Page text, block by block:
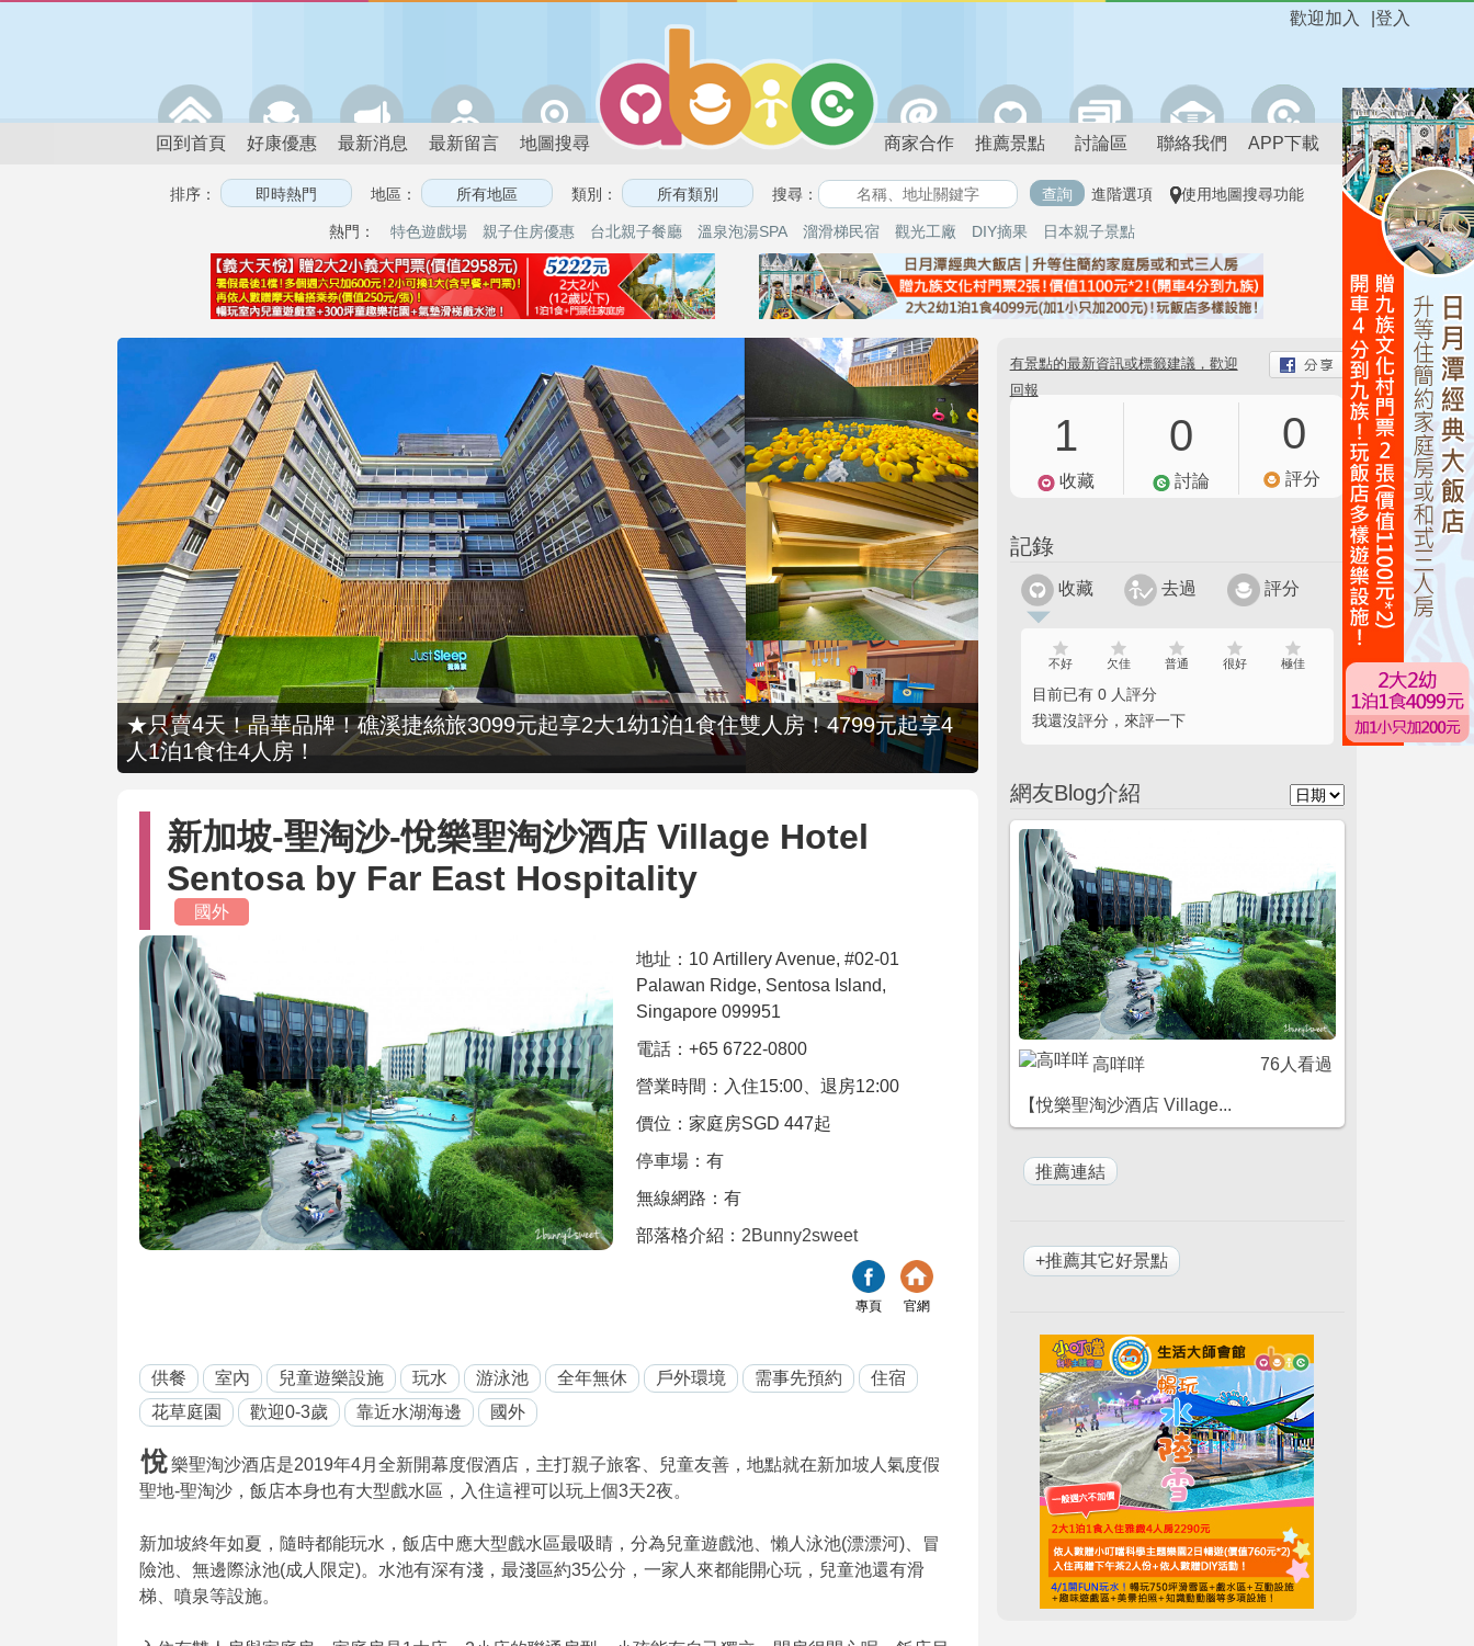
登入
歡迎加入
回到首頁 好康優惠 最新消息 最新留言 地圖搜尋 商家合作 推薦景點 討論區 聯絡我們 APP下載
排序： 地區： 類別： 搜尋： 進階選項 使用地圖搜尋功能
熱門： 特色遊戲場 親子住房優惠 台北親子餐廳 溫泉泡湯SPA 溜滑梯民宿 觀光工廠 DIY摘果 日本親子景點
★只賣4天！晶華品牌！礁溪捷絲旅3099元起享2大1幼1泊1食住雙人房！4799元起享4
人1泊1食住4人房！
新加坡-聖淘沙-悅樂聖淘沙酒店 Village Hotel
Sentosa by Far East Hospitality
國外
地址：10 Artillery Avenue, #02-01
Palawan Ridge, Sentosa Island,
Singapore 099951
電話：+65 6722-0800
營業時間：入住15:00、退房12:00
價位：家庭房SGD 447起
停車場：有
無線網路：有
部落格介紹： 2Bunny2sweet
專頁 官網
供餐 室內 兒童遊樂設施 玩水 游泳池 全年無休 戶外環境 需事先預約
住宿
花草庭園
歡迎0-3歲 靠近水湖海邊 國外
悅樂聖淘沙酒店是2019年4月全新開幕度假酒店，主打親子旅客、兒童友善，地點就在新加坡人氣度假
聖地-聖淘沙，飯店本身也有大型戲水區，入住這裡可以玩上個3天2夜。
新加坡終年如夏，隨時都能玩水，飯店中應大型戲水區最吸睛，分為兒童遊戲池、懶人泳池(漂漂河)、冒
險池、無邊際泳池(成人限定)。水池有深有淺，最淺區約35公分，一家人來都能開心玩，兒童池還有滑
梯、噴泉等設施。
有景點的最新資訊或標籤建議，歡迎
回報
1
收藏
0
討論
0
評分
記錄
收藏 去過 評分
不好 欠佳 普通 很好 極佳
目前已有 0 人評分
我還沒評分，來評一下
網友Blog介紹
高咩咩 76人看過
【悅樂聖淘沙酒店 Village...
+推薦其它好景點